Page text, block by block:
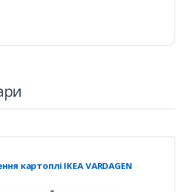
картоплі IKEA VARDAGEN